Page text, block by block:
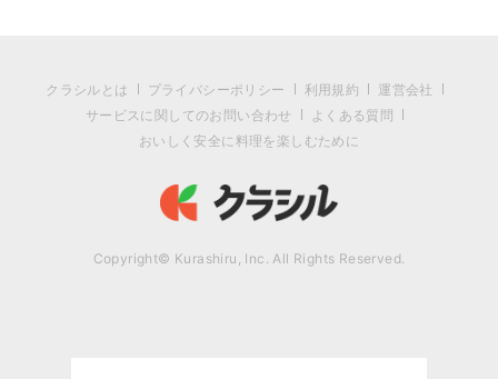
クラシルとは プライバシーポリシー 利用規約
運営会社
サービスに関してのお問い合わせ
よくある質問
おいしく安全に料理を楽しむために
Copyright© Kurashiru, Inc. All Rights Reserved.